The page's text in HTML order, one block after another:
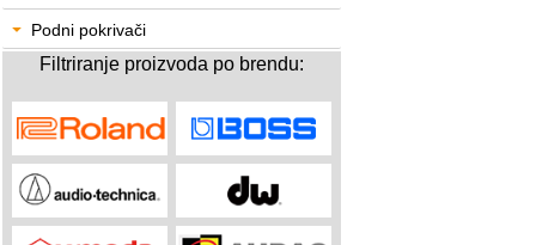
Podni pokrivači
Filtriranje proizvoda po brendu: